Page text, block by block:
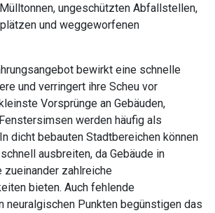
ungeschützten Abfallstellen,
und weggeworfenen
bewirkt eine schnelle
und verringert ihre Scheu vor
Vorsprünge an Gebäuden,
werden häufig als
dicht bebauten Stadtbereichen können
ausbreiten, da Gebäude in
zueinander zahlreiche
bieten. Auch fehlende
neuralgischen Punkten begünstigen das